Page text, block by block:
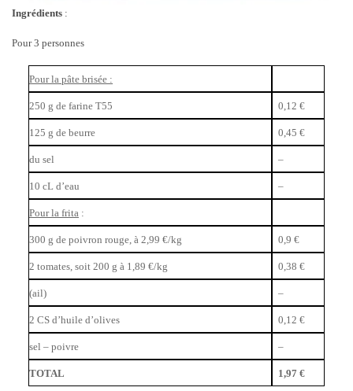
Ingrédients :
Pour 3 personnes
Pour la pâte brisée :
250 g de farine T55 0,12 €
125 g de beurre 0,45 €
du sel –
10 cL d’eau –
Pour la frita :
300 g de poivron rouge, à 2,99 €/kg 0,9 €
2 tomates, soit 200 g à 1,89 €/kg 0,38 €
(ail) –
2 CS d’huile d’olives 0,12 €
sel – poivre –
TOTAL 1,97 €